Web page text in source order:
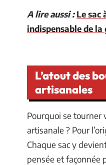
A lire aussi : Le sac
indispensable de
L’atout des
artisanales
Pourquoi se tourner
artisanale ? Pour
Chaque sac y
pensée et façonnée